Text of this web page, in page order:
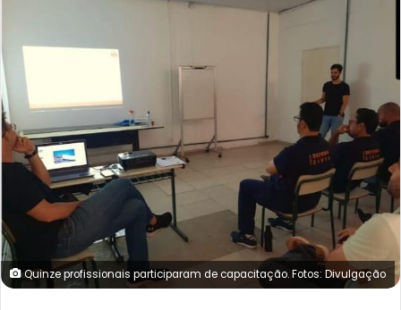
Quinze profissionais participaram de capacitação. Fotos: Divulgação